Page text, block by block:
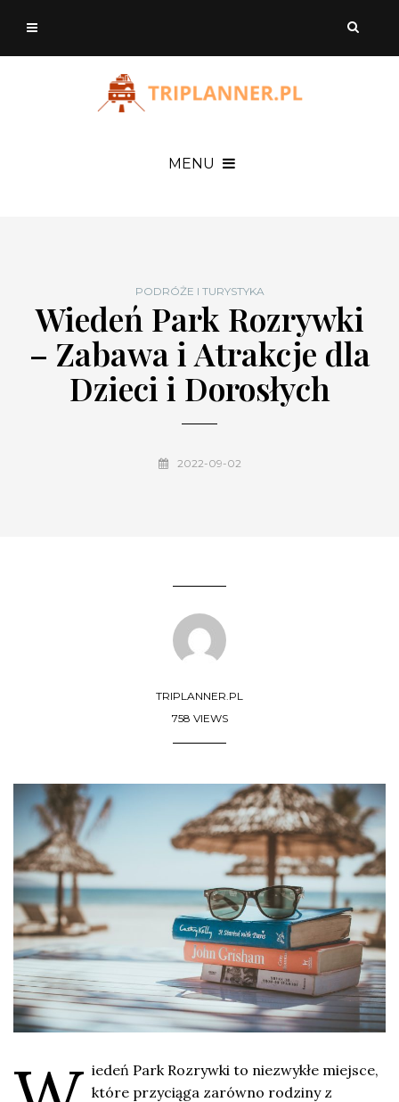
MENU
PODRÓŻE I TURYSTYKA
Wiedeń Park Rozrywki
– Zabawa i Atrakcje dla
Dzieci i Dorosłych
2022-09-02
TRIPLANNER.PL
758 VIEWS
iedeń Park Rozrywki to niezwykłe miejsce,
które przyciąga zarówno rodziny z